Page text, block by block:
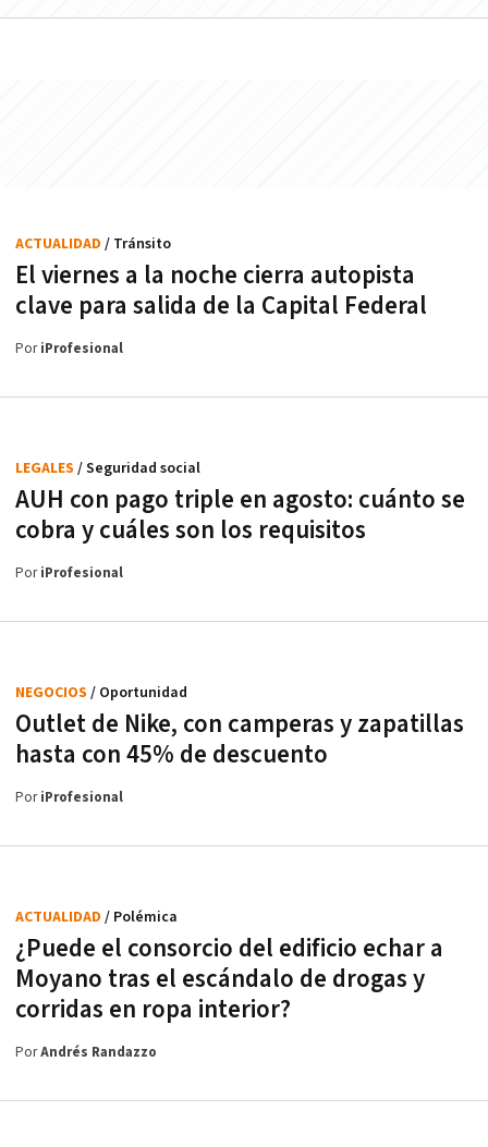
El viernes a la noche cierra autopista
clave para salida de la Capital Federal
ACTUALIDAD / Tránsito
PoriProfesional
AUH con pago triple en agosto: cuánto se
cobra y cuáles son los requisitos
LEGALES / Seguridad social
PoriProfesional
Outlet de Nike, con camperas y zapatillas
hasta con 45% de descuento
NEGOCIOS / Oportunidad
PoriProfesional
¿Puede el consorcio del edificio echar a
Moyano tras el escándalo de drogas y
corridas en ropa interior?
ACTUALIDAD / Polémica
PorAndrés Randazzo